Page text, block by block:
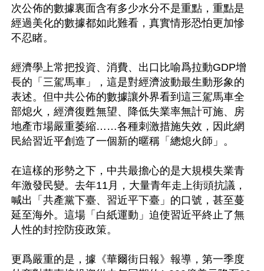
次公佈的數據裏面含有多少水分不是重點，重點是
經過美化的數據都如此難看，真實情形恐怕更加慘
不忍睹。
經濟學上常把投資、消費、出口比喻爲拉動GDP增
長的「三駕馬車」，這是對經濟波動最生動形象的
表述。但中共公佈的數據讓外界看到這三駕馬車全
部熄火，經濟復甦無望、降低失業率無計可施、房
地產市場嚴重萎縮……各種刺激措施失效，因此網
民給習近平創造了一個新的暱稱「總熄火師」。
在這樣的形勢之下，中共最擔心的是大規模失業青
年激發民變。去年11月，大量青年走上街頭抗議，
喊出「共產黨下臺、習近平下臺」的口號，甚至蔓
延至海外。這場「白紙運動」迫使習近平終止了無
人性的封控防疫政策。
更爲嚴重的是，據《華爾街日報》報導，第一季度